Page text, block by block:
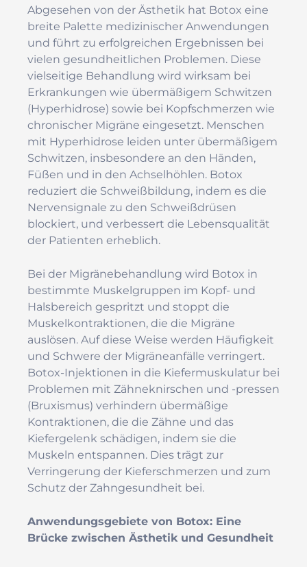
Abgesehen von der Ästhetik hat Botox eine
breite Palette medizinischer Anwendungen
und führt zu erfolgreichen Ergebnissen bei
vielen gesundheitlichen Problemen. Diese
vielseitige Behandlung wird wirksam bei
Erkrankungen wie übermäßigem Schwitzen
(Hyperhidrose) sowie bei Kopfschmerzen wie
chronischer Migräne eingesetzt. Menschen
mit Hyperhidrose leiden unter übermäßigem
Schwitzen, insbesondere an den Händen,
Füßen und in den Achselhöhlen. Botox
reduziert die Schweißbildung, indem es die
Nervensignale zu den Schweißdrüsen
blockiert, und verbessert die Lebensqualität
der Patienten erheblich.
Bei der Migränebehandlung wird Botox in
bestimmte Muskelgruppen im Kopf- und
Halsbereich gespritzt und stoppt die
Muskelkontraktionen, die die Migräne
auslösen. Auf diese Weise werden Häufigkeit
und Schwere der Migräneanfälle verringert.
Botox-Injektionen in die Kiefermuskulatur bei
Problemen mit Zähneknirschen und -pressen
(Bruxismus) verhindern übermäßige
Kontraktionen, die die Zähne und das
Kiefergelenk schädigen, indem sie die
Muskeln entspannen. Dies trägt zur
Verringerung der Kieferschmerzen und zum
Schutz der Zahngesundheit bei.
Anwendungsgebiete von Botox: Eine
Brücke zwischen Ästhetik und Gesundheit